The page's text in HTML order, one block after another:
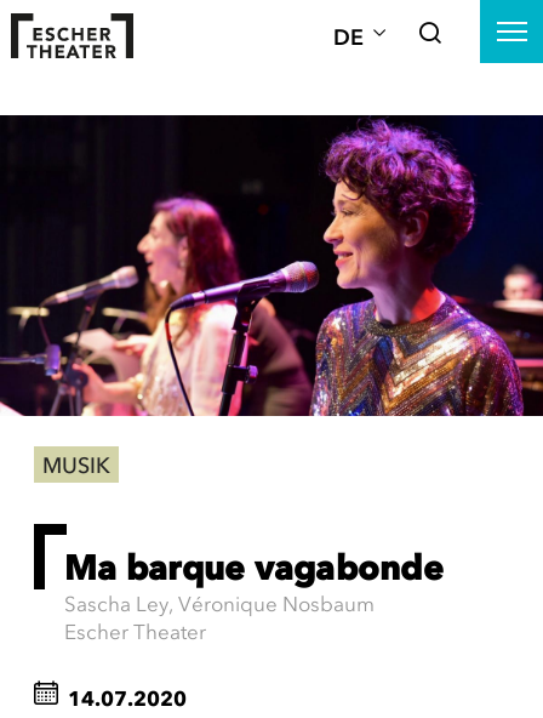
DE
MUSIK
Ma barque vagabonde
Sascha Ley, Véronique Nosbaum
Escher Theater
14.07.2020